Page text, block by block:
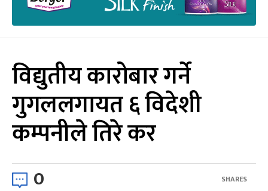
विद्युतीय कारोबार गर्ने
गुगललगायत ६ विदेशी
कम्पनीले तिरे कर
0 SHARES